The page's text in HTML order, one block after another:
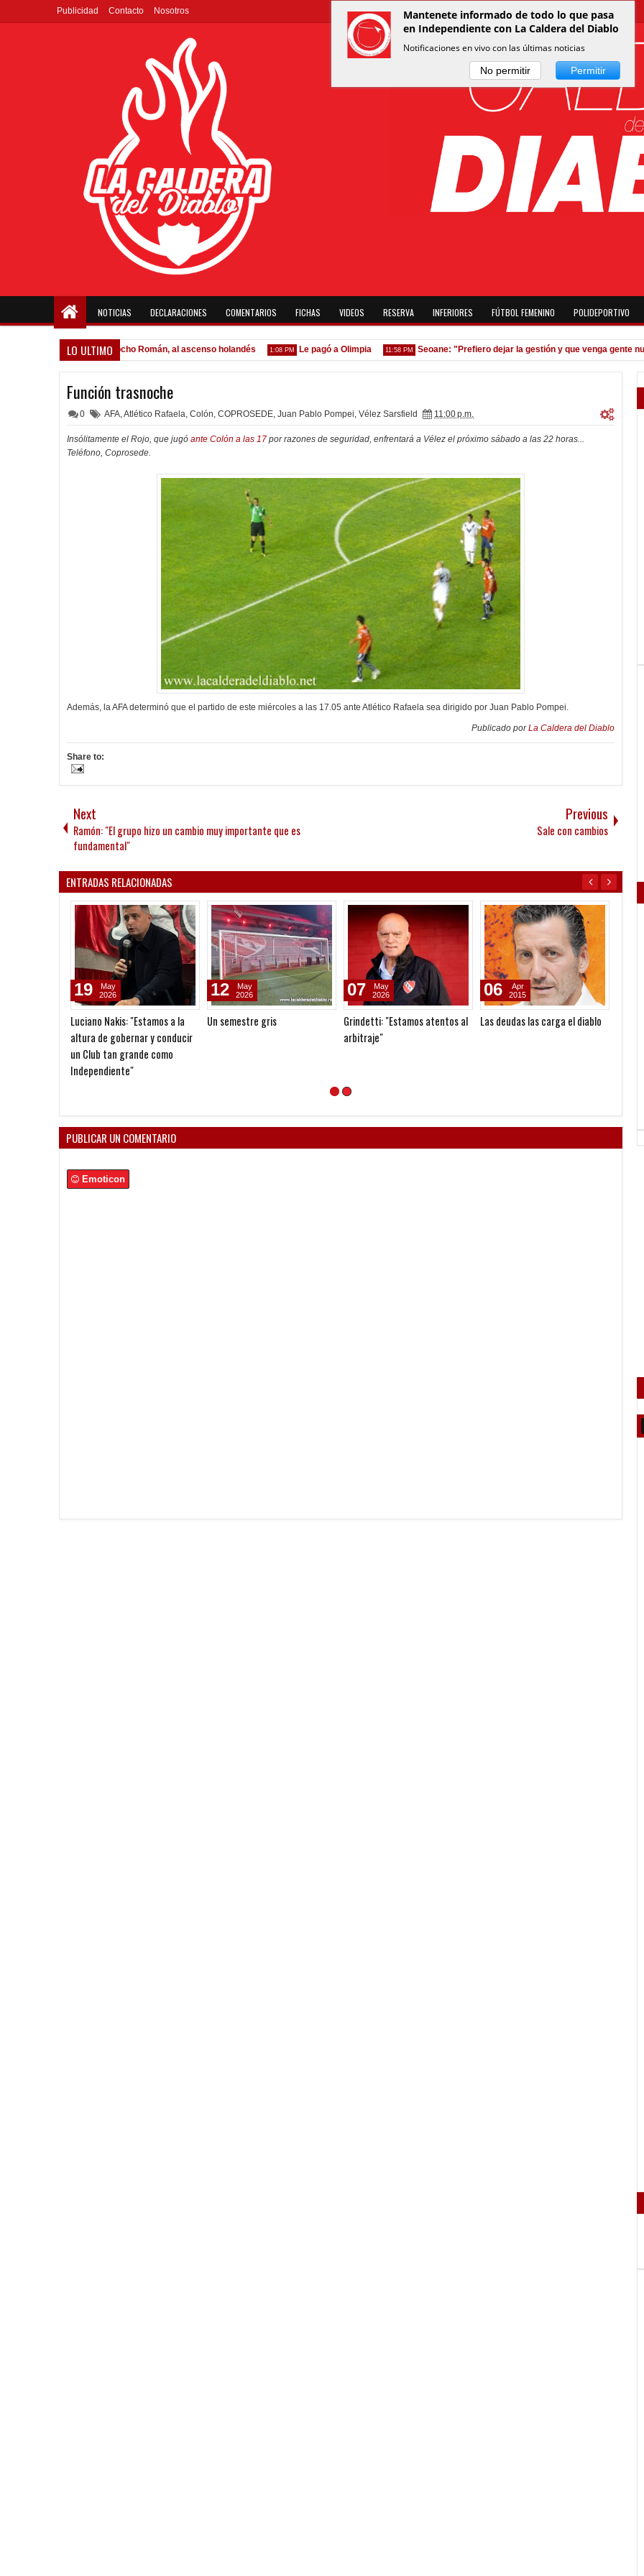
Publicidad Contacto Nosotros
NOTICIAS DECLARACIONES COMENTARIOS FICHAS VIDEOS RESERVA INFERIORES FÚTBOL FEMENINO POLIDEPORTIVO
LO ULTIMO
1:14 PM Pocho Román, al ascenso holandés 1:08 PM Le pagó a Olimpia 11:58 PM Seoane: "Prefiero dejar la gestión y que venga gente nueva"
Función trasnoche
0 AFA,Atlético Rafaela, Colón, COPROSEDE, Juan Pablo Pompei, Vélez Sarsfield 11:00 p.m.
Insólitamente el Rojo, que jugó ante Colón a las 17 por razones de seguridad, enfrentará a Vélez el próximo sábado a las 22 horas...
Teléfono, Coprosede.
Además, la AFA determinó que el partido de este miércoles a las 17.05 ante Atlético Rafaela sea dirigido por Juan Pablo Pompei.
Publicado porLa Caldera del Diablo
Share to:
Next
Ramón: "El grupo hizo un cambio muy importante que es
fundamental"
Previous
Sale con cambios
ENTRADAS RELACIONADAS
Luciano Nakis: "Estamos a la
altura de gobernar y conducir
un Club tan grande como
Independiente"
19
May
2026
Un semestre gris
12
May
2026
Grindetti: "Estamos atentos al
arbitraje"
07
May
2026
Las deudas las carga el diablo
06
Apr
2015
El
PUBLICAR UN COMENTARIO
Emoticon
Mantenete informado de todo lo que pasa
en Independiente con La Caldera del Diablo
Notificaciones en vivo con las últimas noticias
No permitir Permitir